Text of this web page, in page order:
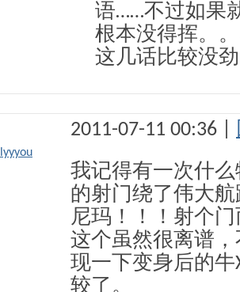
语……不过如果
根本没得挥。
这几话比较没
2011-07-11 00:36 |
我记得有一次什
的射门绕了伟大
尼玛！！！射个
这个虽然很离谱
现一下变身后的
较了。